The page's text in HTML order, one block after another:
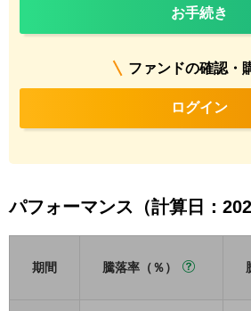
お手続き
ファンドの確認・
ログイン
パフォーマンス（計算日：
期間 騰落率（％）